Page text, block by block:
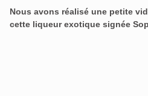
Nous avons réalisé une petite
cette liqueur exotique signée